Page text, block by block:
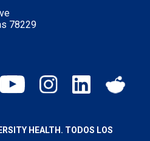
78229
HEALTH. TODOS LOS